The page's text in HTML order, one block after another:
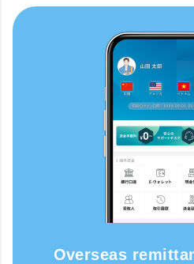
Overseas